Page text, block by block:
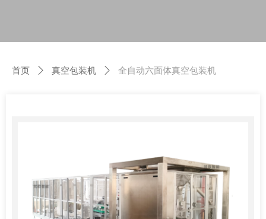
首页 ꄲ 真空包装机 ꄲ 全自动六面体真空包装机